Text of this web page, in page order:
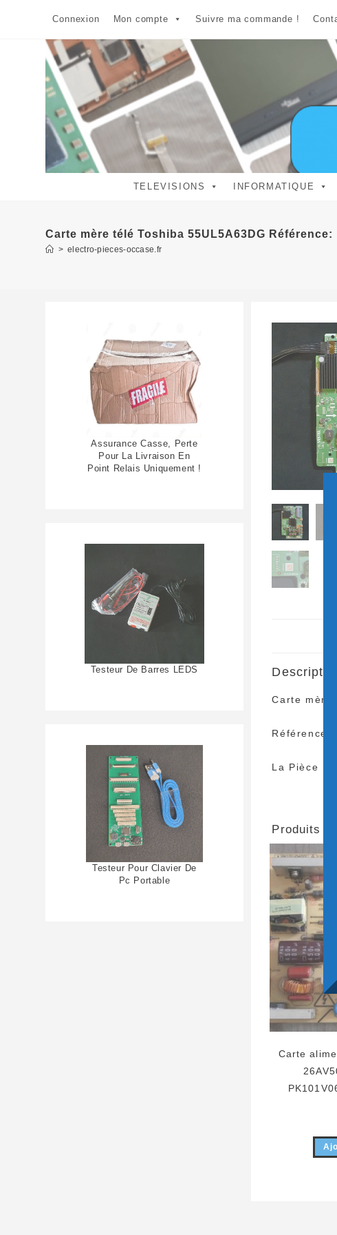
Connexion Mon compte Suivre ma commande !
TELEVISIONS INFORMATIQUE
Carte mère télé Toshiba 55UL5A63DG Référence:
> electro-pieces-occase.fr
Description
Carte mère
Référence:
La Pièce
Produits
Carte
Assurance Casse, Perte
Pour La Livraison En
Point Relais Uniquement !
Testeur De Barres LEDS
Testeur Pour Clavier De
Pc Portable